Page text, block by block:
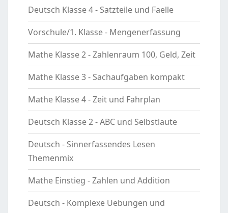
Deutsch Klasse 4 - Satzteile und Faelle
Vorschule/1. Klasse - Mengenerfassung
Mathe Klasse 2 - Zahlenraum 100, Geld, Zeit
Mathe Klasse 3 - Sachaufgaben kompakt
Mathe Klasse 4 - Zeit und Fahrplan
Deutsch Klasse 2 - ABC und Selbstlaute
Deutsch - Sinnerfassendes Lesen
Themenmix
Mathe Einstieg - Zahlen und Addition
Deutsch - Komplexe Uebungen und